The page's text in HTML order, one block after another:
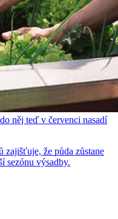
něj teď v červenci nasadí
zajišťuje, že půda zůstane
sezónu výsadby.